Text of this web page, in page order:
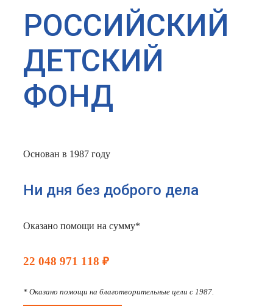
РОССИЙСКИЙ
ДЕТСКИЙ
ФОНД
Основан в 1987 году
Ни дня без доброго дела
Оказано помощи на сумму*
22 048 971 118 ₽
* Оказано помощи на благотворительные цели с 1987.